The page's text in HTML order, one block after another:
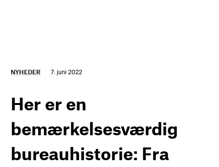
NYHEDER 7. juni 2022
Her er en
bemærkelsesværdig
bureauhistorie: Fra